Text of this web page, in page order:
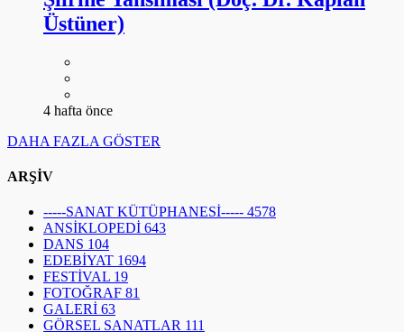
Üstüner)
4 hafta önce
DAHA FAZLA GÖSTER
ARŞİV
-----SANAT KÜTÜPHANESİ----- 4578
ANSİKLOPEDİ 643
DANS 104
EDEBİYAT 1694
FESTİVAL 19
FOTOĞRAF 81
GALERİ 63
GÖRSEL SANATLAR 111